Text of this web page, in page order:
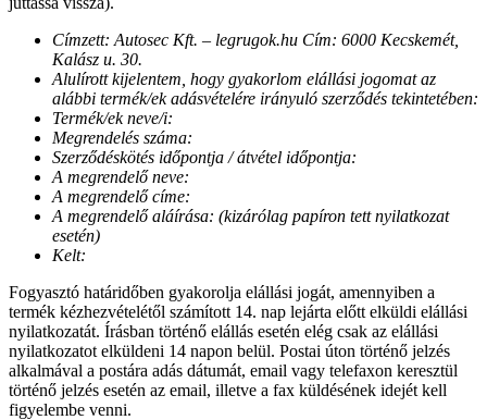
Címzett: Autosec Kft. – legrugok.hu Cím: 6000 Kecskemét,
Kalász u. 30.
Alulírott kijelentem, hogy gyakorlom elállási jogomat az
alábbi termék/ek adásvételére irányuló szerződés tekintetében:
Termék/ek neve/i:
Megrendelés száma:
Szerződéskötés időpontja / átvétel időpontja:
A megrendelő neve:
A megrendelő címe:
A megrendelő aláírása: (kizárólag papíron tett nyilatkozat
esetén)
Kelt:
Fogyasztó határidőben gyakorolja elállási jogát, amennyiben a
termék kézhezvételétől számított 14. nap lejárta előtt elküldi elállási
nyilatkozatát. Írásban történő elállás esetén elég csak az elállási
nyilatkozatot elküldeni 14 napon belül. Postai úton történő jelzés
alkalmával a postára adás dátumát, email vagy telefaxon keresztül
történő jelzés esetén az email, illetve a fax küldésének idejét kell
figyelembe venni.